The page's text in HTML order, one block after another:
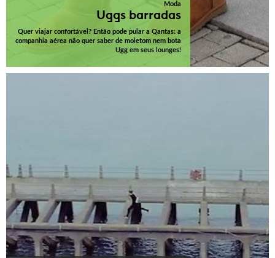
Moda
Uggs barradas
Quer viajar confortável? Então pode pular a Qantas: a
companhia aérea não quer saber de moletom nem bota
Ugg em seus lounges!